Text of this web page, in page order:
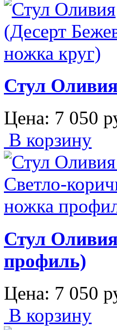
Стул
Цена: 7 050
В корзину
Стул
профиль)
Цена: 7 050
В корзину